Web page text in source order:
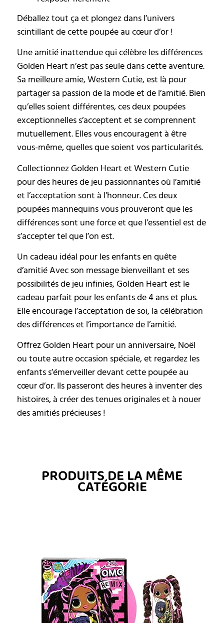
Déballez tout ça et plongez dans l’univers
scintillant de cette poupée au cœur d’or !
Une amitié inattendue qui célèbre les différences
Golden Heart n’est pas seule dans cette aventure.
Sa meilleure amie, Western Cutie, est là pour
partager sa passion de la mode et de l’amitié. Bien
qu’elles soient différentes, ces deux poupées
exceptionnelles s’acceptent et se comprennent
mutuellement. Elles vous encouragent à être
vous-même, quelles que soient vos particularités.
Collectionnez Golden Heart et Western Cutie
pour des heures de jeu passionnantes où l’amitié
et l’acceptation sont à l’honneur. Ces deux
poupées mannequins vous prouveront que les
différences sont une force et que l’essentiel est de
s’accepter tel que l’on est.
Un cadeau idéal pour les enfants en quête
d’amitié Avec son message bienveillant et ses
possibilités de jeu infinies, Golden Heart est le
cadeau parfait pour les enfants de 4 ans et plus.
Elle encourage l’acceptation de soi, la célébration
des différences et l’importance de l’amitié.
Offrez Golden Heart pour un anniversaire, Noël
ou toute autre occasion spéciale, et regardez les
enfants s’émerveiller devant cette poupée au
cœur d’or. Ils passeront des heures à inventer des
histoires, à créer des tenues originales et à nouer
des amitiés précieuses !
PRODUITS DE LA MÊME
CATÉGORIE